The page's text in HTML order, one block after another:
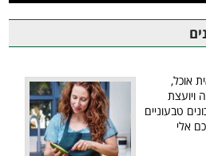
אוכל,
ויועצת
טבעוניים
אלי